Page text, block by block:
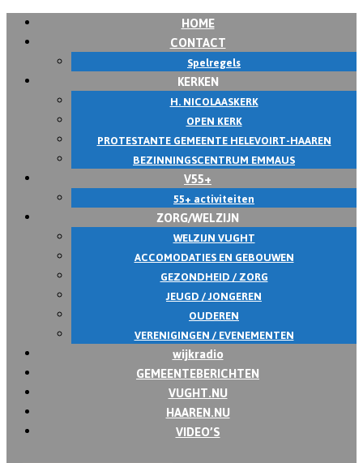
Skip
HOME
CONTACT
Spelregels
KERKEN
H. NICOLAASKERK
OPEN KERK
PROTESTANTE GEMEENTE HELEVOIRT-HAAREN
BEZINNINGSCENTRUM EMMAUS
V55+
55+ activiteiten
ZORG/WELZIJN
WELZIJN VUGHT
ACCOMODATIES EN GEBOUWEN
GEZONDHEID / ZORG
JEUGD / JONGEREN
OUDEREN
VERENIGINGEN / EVENEMENTEN
wijkradio
GEMEENTEBERICHTEN
VUGHT.NU
HAAREN.NU
VIDEO’S